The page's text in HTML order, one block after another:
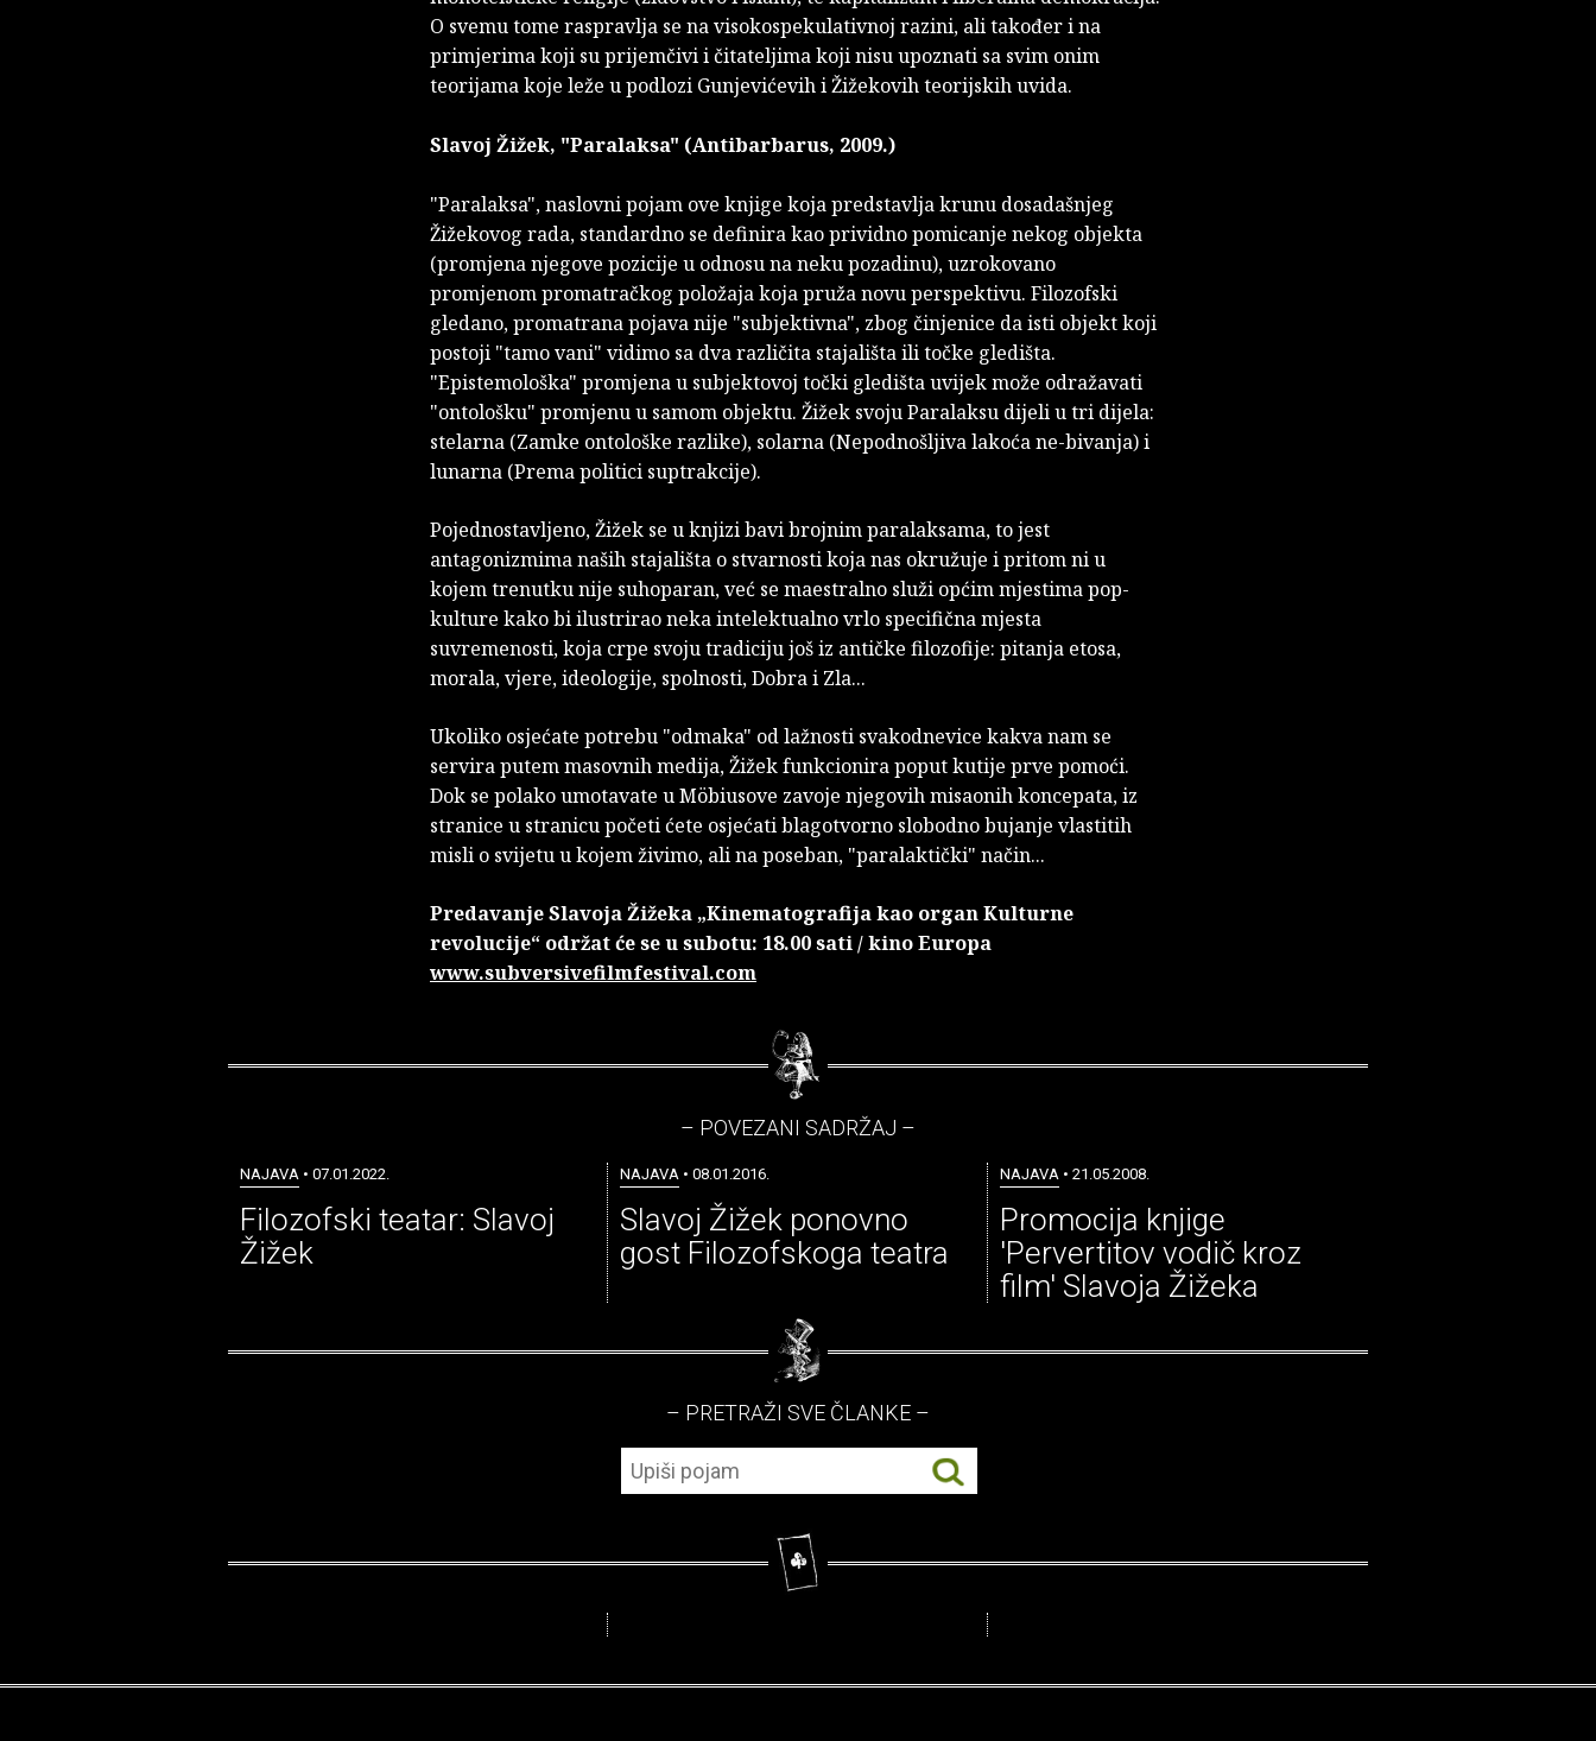
O svemu tome raspravlja se na visokospekulativnoj razini, ali također i na
primjerima koji su prijemčivi i čitateljima koji nisu upoznati sa svim onim
teorijama koje leže u podlozi Gunjevićevih i Žižekovih teorijskih uvida.
Slavoj Žižek, "Paralaksa" (Antibarbarus, 2009.)
"Paralaksa", naslovni pojam ove knjige koja predstavlja krunu dosadašnjeg
Žižekovog rada, standardno se definira kao prividno pomicanje nekog objekta
(promjena njegove pozicije u odnosu na neku pozadinu), uzrokovano
promjenom promatračkog položaja koja pruža novu perspektivu. Filozofski
gledano, promatrana pojava nije "subjektivna", zbog činjenice da isti objekt koji
postoji "tamo vani" vidimo sa dva različita stajališta ili točke gledišta.
"Epistemološka" promjena u subjektovoj točki gledišta uvijek može odražavati
"ontološku" promjenu u samom objektu. Žižek svoju Paralaksu dijeli u tri dijela:
stelarna (Zamke ontološke razlike), solarna (Nepodnošljiva lakoća ne-bivanja) i
lunarna (Prema politici suptrakcije).
Pojednostavljeno, Žižek se u knjizi bavi brojnim paralaksama, to jest
antagonizmima naših stajališta o stvarnosti koja nas okružuje i pritom ni u
kojem trenutku nije suhoparan, već se maestralno služi općim mjestima pop-
kulture kako bi ilustrirao neka intelektualno vrlo specifična mjesta
suvremenosti, koja crpe svoju tradiciju još iz antičke filozofije: pitanja etosa,
morala, vjere, ideologije, spolnosti, Dobra i Zla...
Ukoliko osjećate potrebu "odmaka" od lažnosti svakodnevice kakva nam se
servira putem masovnih medija, Žižek funkcionira poput kutije prve pomoći.
Dok se polako umotavate u Möbiusove zavoje njegovih misaonih koncepata, iz
stranice u stranicu početi ćete osjećati blagotvorno slobodno bujanje vlastitih
misli o svijetu u kojem živimo, ali na poseban, "paralaktički" način...
Predavanje Slavoja Žižeka „Kinematografija kao organ Kulturne
revolucije“ održat će se u subotu: 18.00 sati / kino Europa
www.subversivefilmfestival.com
– POVEZANI SADRŽAJ –
NAJAVA • 07.01.2022.
Filozofski teatar: Slavoj
Žižek
NAJAVA • 08.01.2016.
Slavoj Žižek ponovno
gost Filozofskoga teatra
NAJAVA • 21.05.2008.
Promocija knjige
'Pervertitov vodič kroz
film' Slavoja Žižeka
– PRETRAŽI SVE ČLANKE –